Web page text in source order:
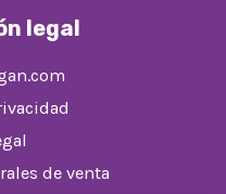
legal
de venta